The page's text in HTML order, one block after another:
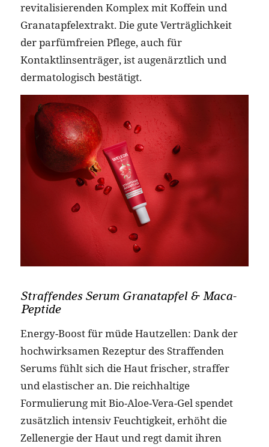
revitalisierenden Komplex mit Koffein und
Granatapfelextrakt. Die gute Verträglichkeit
der parfümfreien Pflege, auch für
Kontaktlinsenträger, ist augenärztlich und
dermatologisch bestätigt.
Straffendes Serum Granatapfel & Maca-
Peptide
Energy-Boost für müde Hautzellen: Dank der
hochwirksamen Rezeptur des Straffenden
Serums fühlt sich die Haut frischer, straffer
und elastischer an. Die reichhaltige
Formulierung mit Bio-Aloe-Vera-Gel spendet
zusätzlich intensiv Feuchtigkeit, erhöht die
Zellenergie der Haut und regt damit ihren